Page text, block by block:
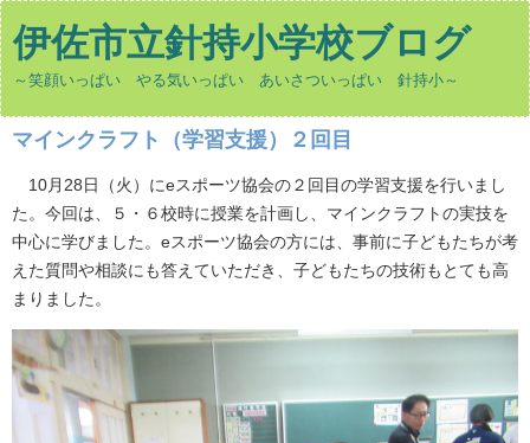
伊佐市立針持小学校ブログ
～笑顔いっぱい やる気いっぱい あいさついっぱい 針持小～
マインクラフト（学習支援）２回目
10月28日（火）にeスポーツ協会の２回目の学習支援を行いまし
た。今回は、５・６校時に授業を計画し、マインクラフトの実技を
中心に学びました。eスポーツ協会の方には、事前に子どもたちが考
えた質問や相談にも答えていただき、子どもたちの技術もとても高
まりました。